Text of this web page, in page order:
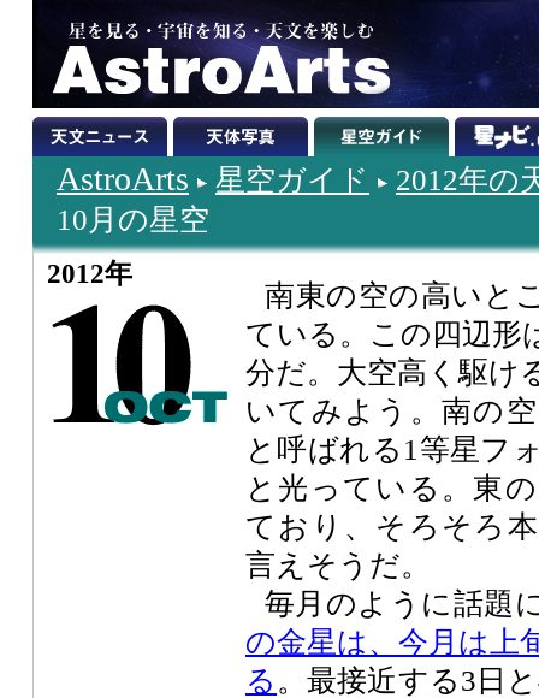
AstroArts 星空ガイド
2012年の
10月の星空
2012年
南東の空の高いと
ている。この四辺形
分だ。大空高く駆け
いてみよう。南の
と呼ばれる1等星フ
と光っている。東
ており、そろそろ
言えそうだ。
毎月のように話題
の金星は、今月は上
る 。最接近する3日